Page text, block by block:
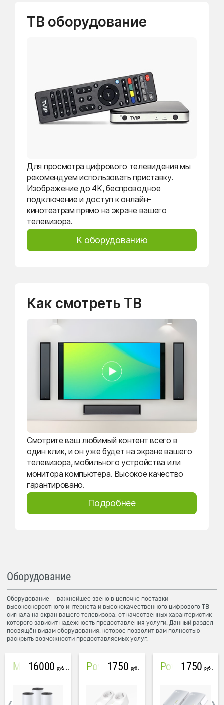
ТВ оборудование
Для просмотра цифрового телевидения мы
рекомендуем использовать приставку.
Изображение до 4K, беспроводное
подключение и доступ к онлайн-
кинотеатрам прямо на экране вашего
телевизора.
К оборудованию
Как смотреть ТВ
Смотрите ваш любимый контент всего в
один клик, и он уже будет на экране вашего
телевизора, мобильного устройства или
монитора компьютера. Высокое качество
гарантировано.
Подробнее
Оборудование
Оборудование — важнейшее звено в цепочке поставки
высокоскоростного интернета и высококачественного цифрового ТВ-
сигнала на экран вашего телевизора, от качественных характеристик
которого зависит надежность предоставления услуги. Данный раздел
посвящён видам оборудования, которое позволит вам полностью
раскрыть возможности предоставляемых услуг.
Mesh система TP-Link Deco M4 (3 устройства)
16000 руб PowerLine Tenda PH6
1750 руб PowerLine TP-Link AV600
1750 руб